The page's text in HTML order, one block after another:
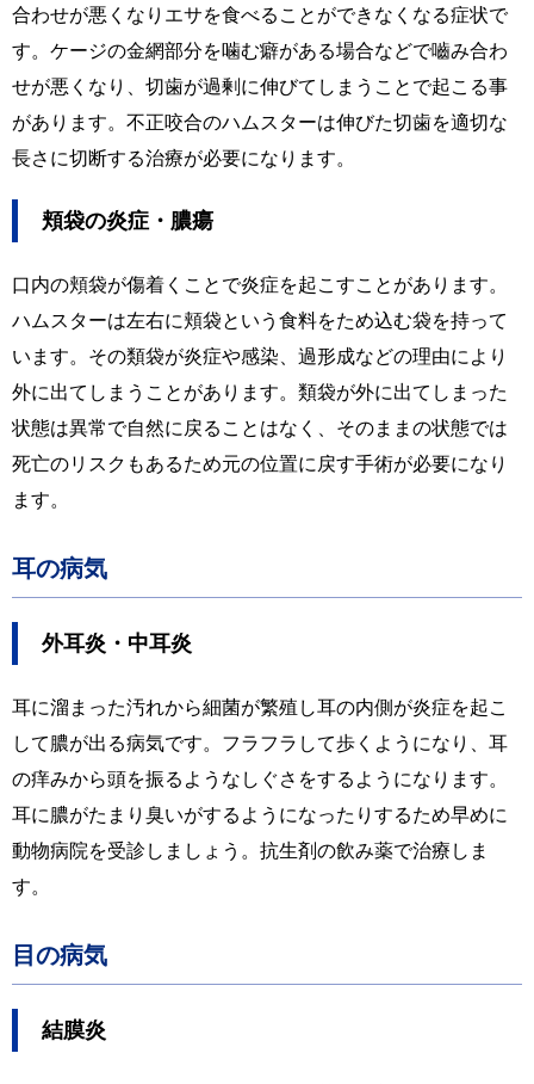
合わせが悪くなりエサを食べることができなくなる症状で
す。ケージの金網部分を噛む癖がある場合などで嚙み合わ
せが悪くなり、切歯が過剰に伸びてしまうことで起こる事
があります。不正咬合のハムスターは伸びた切歯を適切な
長さに切断する治療が必要になります。
頬袋の炎症・膿瘍
口内の頬袋が傷着くことで炎症を起こすことがあります。
ハムスターは左右に頬袋という食料をため込む袋を持って
います。その類袋が炎症や感染、過形成などの理由により
外に出てしまうことがあります。類袋が外に出てしまった
状態は異常で自然に戻ることはなく、そのままの状態では
死亡のリスクもあるため元の位置に戻す手術が必要になり
ます。
耳の病気
外耳炎・中耳炎
耳に溜まった汚れから細菌が繁殖し耳の内側が炎症を起こ
して膿が出る病気です。フラフラして歩くようになり、耳
の痒みから頭を振るようなしぐさをするようになります。
耳に膿がたまり臭いがするようになったりするため早めに
動物病院を受診しましょう。抗生剤の飲み薬で治療しま
す。
目の病気
結膜炎